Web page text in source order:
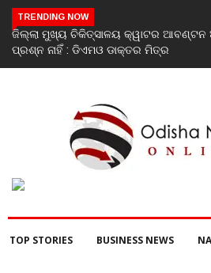
TRENDING NOW
ଜିଲ୍ଲା ମୁଖ୍ୟ ଚିକିତ୍ସାଳୟ କ୍ୱାଟର ଆବଣ୍ଟନ
ପ୍ରଶ୍ନ ନାହିଁ : ଡିଏମଓ ଡାକ୍ତର ମିତ୍ର
TOP STORIES BUSINESS NEWS